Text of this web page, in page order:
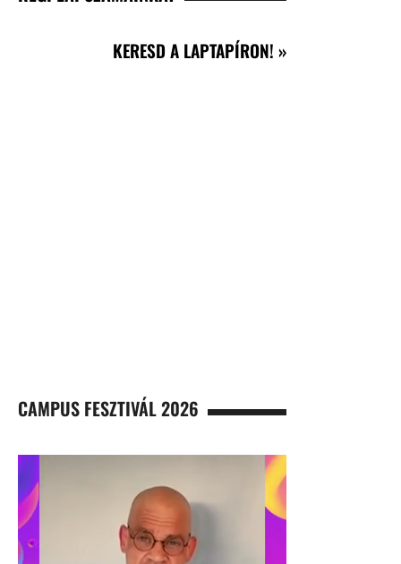
KERESD A LAPTAPÍRON! »
CAMPUS FESZTIVÁL 2026